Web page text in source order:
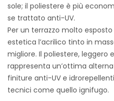
sole; il poliestere è più
se trattato anti-UV.
Per un terrazzo molto
estetica l’acrilico tinto in
migliore. Il poliestere, leggero
rappresenta un’ottima
finiture anti-UV e
tecnici come quello ignifugo.